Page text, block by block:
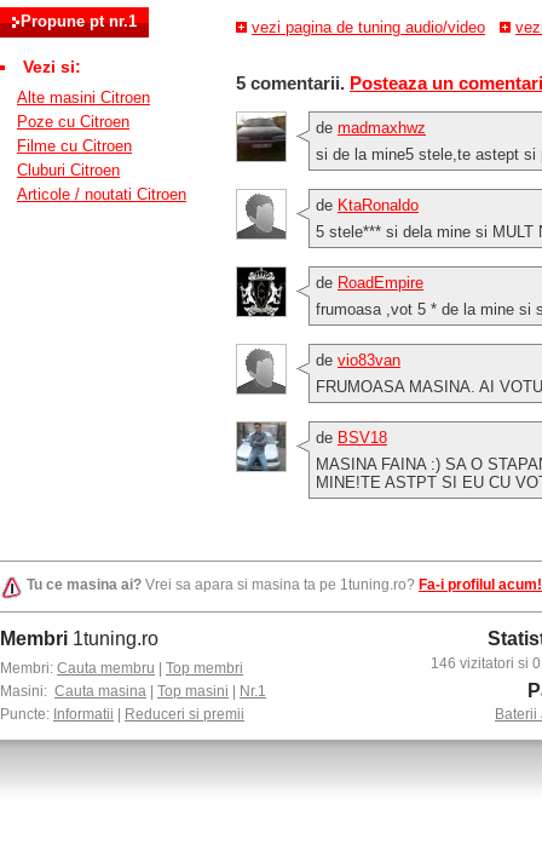
Vezi si:
Alte masini Citroen
Poze cu Citroen
Filme cu Citroen
Cluburi Citroen
Articole / noutati Citroen
vezi pagina de tuning audio/video
5 comentarii. Posteaza un
de madmaxhwz
si de la mine5 stele,te astept si
de KtaRonaldo
5 stele*** si dela mine si MULT
de RoadEmpire
frumoasa ,vot 5 * de la mine si
de vio83van
FRUMOASA MASINA. AI
de BSV18
MASINA FAINA :) SA O
MINE!TE ASTPT SI EU CU
Tu ce masina ai? Vrei sa apara si masina ta pe 1tuning.ro? Fa-i profilul acum!
Membri 1tuning.ro
Membri: Cauta membru
Top membri
Masini: Cauta masina Top masini
Nr.1
Puncte: Informatii Reduceri si premii
146 vizitatori si